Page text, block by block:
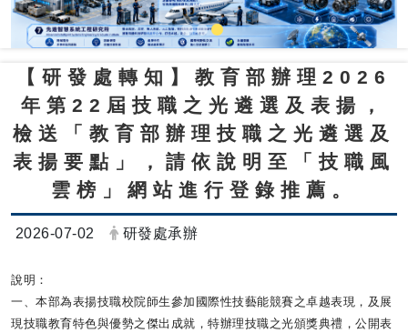
【研發處轉知】教育部辦理2026
年第22屆技職之光遴選及表揚，
檢送「教育部辦理技職之光遴選及
表揚要點」，請依說明至「技職風
雲榜」網站進行登錄推薦。
日期：
2026-07-02 發布者：
研發處承辦
說明：
一、本部為表揚技職校院師生參加國際性技藝能競賽之卓越表現， 及展
現技職教育特色與優勢之傑出成就，特辦理技職之光頒獎典禮， 公開表